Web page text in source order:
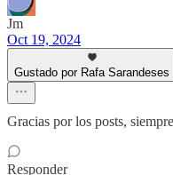
Jm
Oct 19, 2024
Gustado por Rafa Sarandeses
Gracias por los posts,
Responder